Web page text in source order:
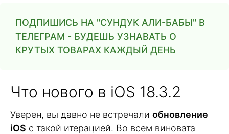
ПОДПИШИСЬ НА "СУНДУК АЛИ-БАБЫ" В
ТЕЛЕГРАМ - БУДЕШЬ УЗНАВАТЬ О
КРУТЫХ ТОВАРАХ КАЖДЫЙ ДЕНЬ
Что нового в iOS 18.3.2
Уверен, вы давно не встречали обновление
iOS с такой итерацией. Во всем виновата